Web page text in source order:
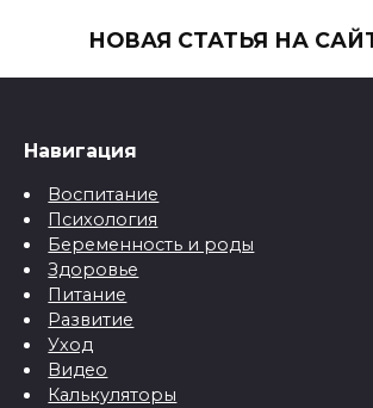
НОВАЯ СТАТЬЯ НА
Навигация
Воспитание
Психология
Беременность и роды
Здоровье
Питание
Развитие
Уход
Видео
Калькуляторы